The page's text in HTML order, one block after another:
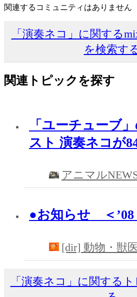
関連するコミュニティはありません
「演奏ネコ」に関する
を検索す
関連トピックを探す
「ユーチューブ
スト 演奏ネコが
アニマル
●お知らせ ＜
[dir] 動物・獣
「演奏ネコ」に関する